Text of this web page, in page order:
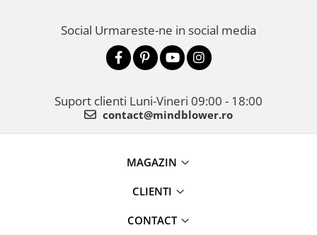
Social Urmareste-ne in social media
Suport clienti Luni-Vineri 09:00 - 18:00
contact@mindblower.ro
MAGAZIN
CLIENTI
CONTACT